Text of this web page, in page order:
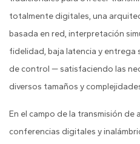
totalmente digitales, una
basada en red, interpretación
fidelidad, baja latencia y entrega
de control — satisfaciendo las
diversos tamaños y
En el campo de la transmisión
conferencias digitales y